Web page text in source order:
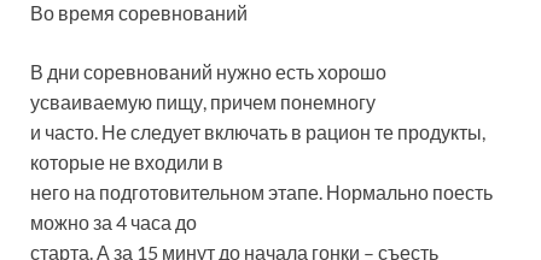
Во время соревнований
В дни соревнований нужно есть хорошо
усваиваемую пищу, причем понемногу
и часто. Не следует включать в рацион те продукты,
которые не входили в
него на подготовительном этапе. Нормально поесть
можно за 4 часа до
старта. А за 15 минут до начала гонки – съесть